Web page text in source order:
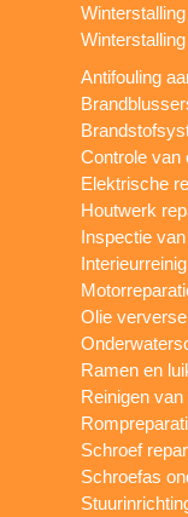
Winterstalling
Winterstalling
Antifouling
Controle van
Elektrische
Houtwerk
Inspectie
Olie
Ramen en
Reinigen
Schroef
Schroefas